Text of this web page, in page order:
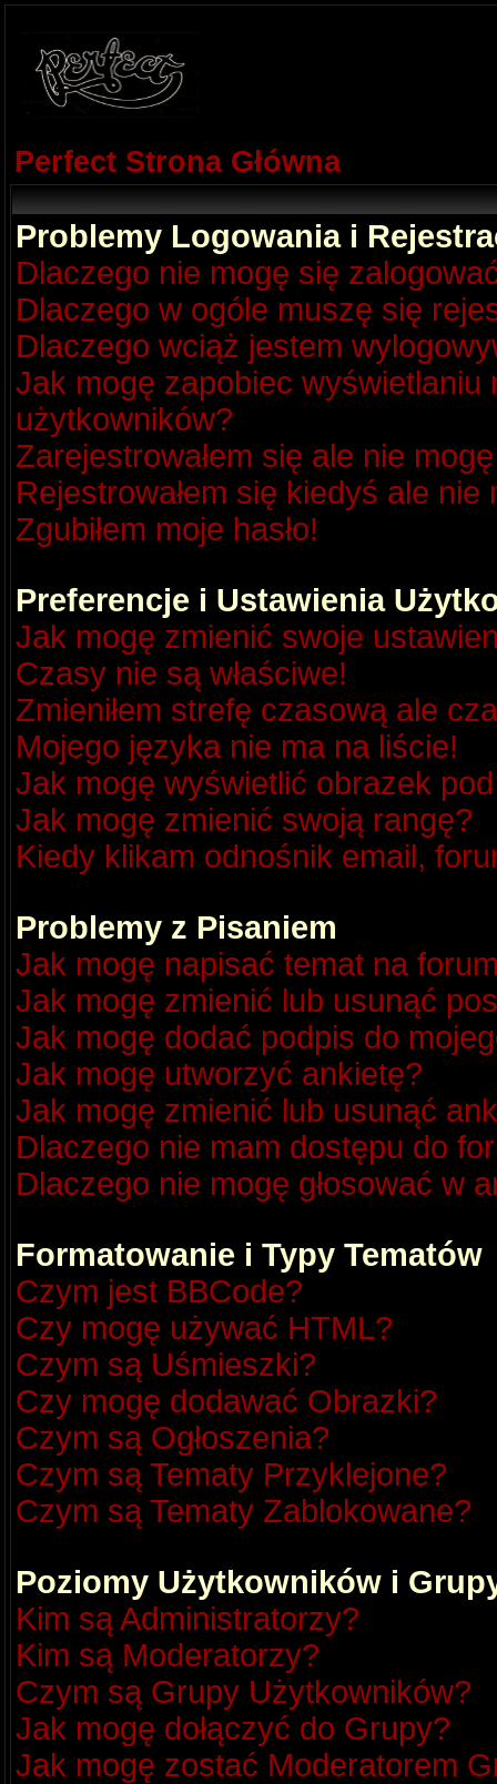
Perfect Strona Główna
Problemy Logowania i
Dlaczego nie mogę się
Dlaczego w ogóle muszę się
Dlaczego wciąż jestem
Jak mogę zapobiec
użytkowników?
Zarejestrowałem się ale nie
Rejestrowałem się kiedyś ale
Zgubiłem moje hasło!
Preferencje i Ustawienia
Jak mogę zmienić swoje
Czasy nie są właściwe!
Zmieniłem strefę czasową ale
Mojego języka nie ma na liście!
Jak mogę wyświetlić obrazek
Jak mogę zmienić swoją rangę?
Kiedy klikam odnośnik email,
Problemy z Pisaniem
Jak mogę napisać temat na
Jak mogę zmienić lub usunąć
Jak mogę dodać podpis do
Jak mogę utworzyć ankietę?
Jak mogę zmienić lub usunąć
Dlaczego nie mam dostępu do
Dlaczego nie mogę głosować w
Formatowanie i Typy Tematów
Czym jest BBCode?
Czy mogę używać HTML?
Czym są Uśmieszki?
Czy mogę dodawać Obrazki?
Czym są Ogłoszenia?
Czym są Tematy Przyklejone?
Czym są Tematy Zablokowane?
Poziomy Użytkowników i
Kim są Administratorzy?
Kim są Moderatorzy?
Czym są Grupy Użytkowników?
Jak mogę dołączyć do Grupy?
Jak mogę zostać Moderatorem